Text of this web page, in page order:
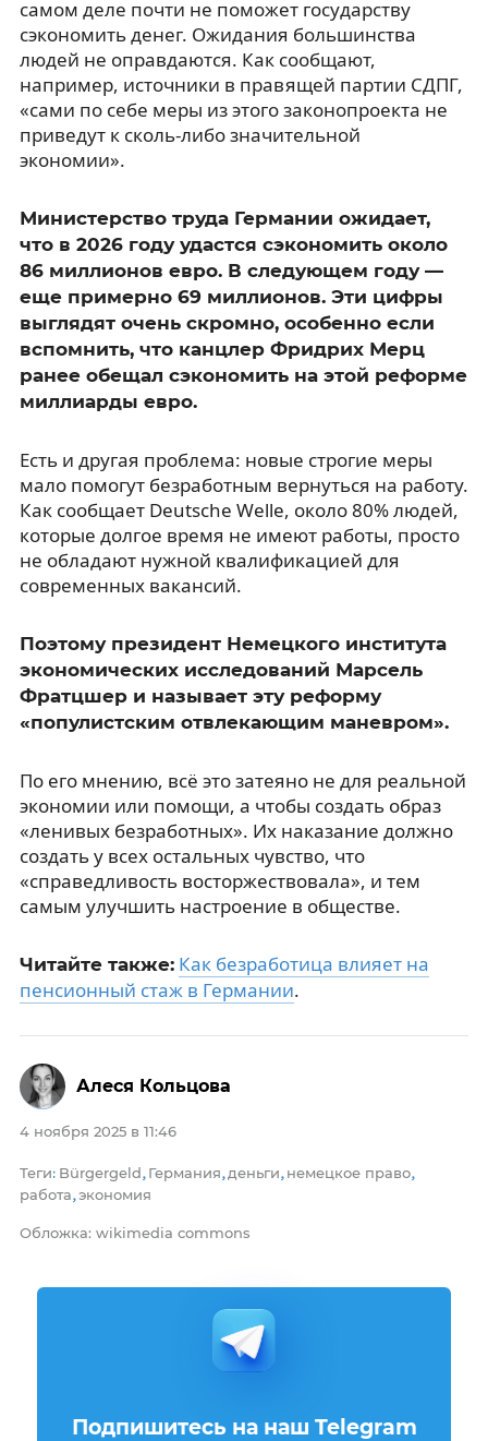
самом деле почти не поможет государству
сэкономить денег. Ожидания большинства
людей не оправдаются. Как сообщают,
например, источники в правящей партии СДПГ,
«сами по себе меры из этого законопроекта не
приведут к сколь-либо значительной
экономии».
Министерство труда Германии ожидает,
что в 2026 году удастся сэкономить около
86 миллионов евро. В следующем году —
еще примерно 69 миллионов. Эти цифры
выглядят очень скромно, особенно если
вспомнить, что канцлер Фридрих Мерц
ранее обещал сэкономить на этой реформе
миллиарды евро.
Есть и другая проблема: новые строгие меры
мало помогут безработным вернуться на работу.
Как сообщает Deutsche Welle, около 80% людей,
которые долгое время не имеют работы, просто
не обладают нужной квалификацией для
современных вакансий.
Поэтому президент Немецкого института
экономических исследований Марсель
Фратцшер и называет эту реформу
«популистским отвлекающим маневром».
По его мнению, всё это затеяно не для реальной
экономии или помощи, а чтобы создать образ
«ленивых безработных». Их наказание должно
создать у всех остальных чувство, что
«справедливость восторжествовала», и тем
самым улучшить настроение в обществе.
Читайте также: Как безработица влияет на
пенсионный стаж в Германии.
4 ноября 2025 в 11:46
Теги: Bürgergeld, Германия, деньги, немецкое право,
работа,экономия
Обложка: wikimedia commons
Алеся Кольцова
Подпишитесь на наш Telegram